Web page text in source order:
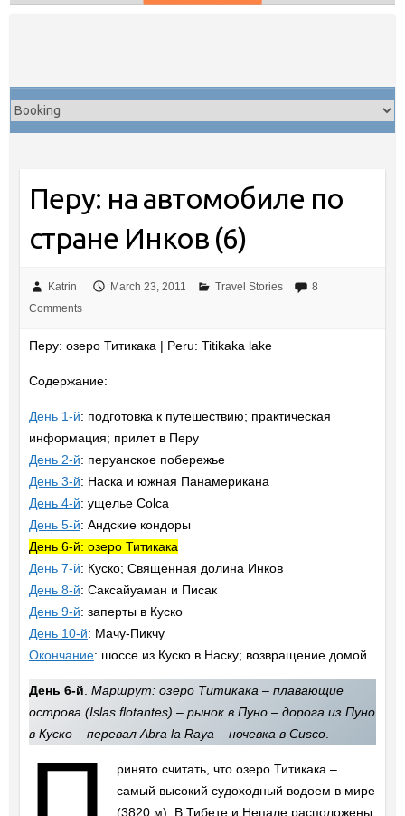
Перу: на автомобиле по
стране Инков (6)
Katrin March 23, 2011 Travel Stories
8
Comments
Перу: озеро Титикака | Peru: Titikaka lake
Содержание:
День 1-й: подготовка к путешествию; практическая
информация; прилет в Перу
День 2-й: перуанское побережье
День 3-й: Наска и южная Панамерикана
День 4-й: ущелье Colca
День 5-й: Андские кондоры
День 6-й: озеро Титикака
День 7-й: Куско; Священная долина Инков
День 8-й: Саксайуаман и Писак
День 9-й: заперты в Куско
День 10-й: Мачу-Пикчу
Окончание: шоссе из Куско в Наску; возвращение домой
День 6-й Маршрут: озеро Титикака – плавающие
острова (Islas flotantes) – рынок в Пуно – дорога из Пуно
в Куско – перевал Abra la Raya – ночевка в Cusco.
ринято считать, что озеро Титикака –
самый высокий судоходный водоем в мире
(3820 м). В Тибете и Непале расположены